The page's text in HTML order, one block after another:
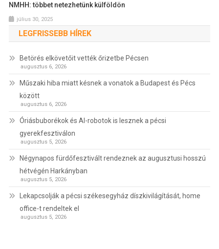
NMHH: többet netezhetünk külföldön
július 30, 2025
LEGFRISSEBB HÍREK
Betörés elkövetőit vették őrizetbe Pécsen
augusztus 6, 2026
Műszaki hiba miatt késnek a vonatok a Budapest és Pécs
között
augusztus 6, 2026
Óriásbuborékok és AI-robotok is lesznek a pécsi
gyerekfesztiválon
augusztus 5, 2026
Négynapos fürdőfesztivált rendeznek az augusztusi hosszú
hétvégén Harkányban
augusztus 5, 2026
Lekapcsolják a pécsi székesegyház díszkivilágítását, home
office-t rendeltek el
augusztus 5, 2026